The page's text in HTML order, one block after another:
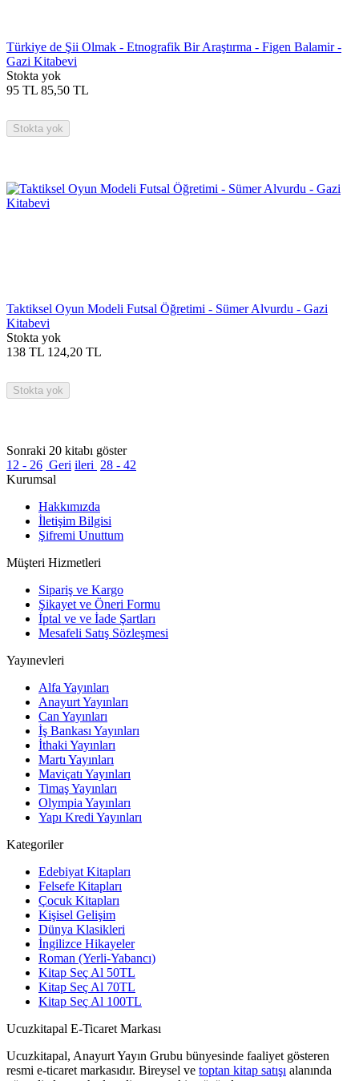
Türkiye de Şii Olmak - Etnografik Bir Araştırma - Figen Balamir -
Gazi Kitabevi
Stokta yok
95 TL 85,50 TL
Stokta yok
Taktiksel Oyun Modeli Futsal Öğretimi - Sümer Alvurdu - Gazi
Kitabevi
Stokta yok
138 TL 124,20 TL
Stokta yok
Sonraki 20 kitabı göster
12 - 26 Geri ileri 28 - 42
Kurumsal
Hakkımızda
İletişim Bilgisi
Şifremi Unuttum
Müşteri Hizmetleri
Sipariş ve Kargo
Şikayet ve Öneri Formu
İptal ve ve İade Şartları
Mesafeli Satış Sözleşmesi
Yayınevleri
Alfa Yayınları
Anayurt Yayınları
Can Yayınları
İş Bankası Yayınları
İthaki Yayınları
Martı Yayınları
Maviçatı Yayınları
Timaş Yayınları
Olympia Yayınları
Yapı Kredi Yayınları
Kategoriler
Edebiyat Kitapları
Felsefe Kitapları
Çocuk Kitapları
Kişisel Gelişim
Dünya Klasikleri
İngilizce Hikayeler
Roman (Yerli-Yabancı)
Kitap Seç Al 50TL
Kitap Seç Al 70TL
Kitap Seç Al 100TL
Ucuzkitapal E-Ticaret Markası
Ucuzkitapal, Anayurt Yayın Grubu bünyesinde faaliyet gösteren
resmi e-ticaret markasıdır. Bireysel ve toptan kitap satışı alanında